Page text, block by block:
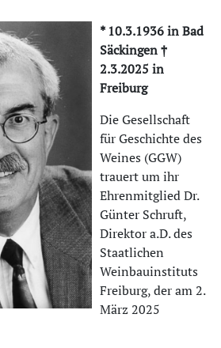
* 10.3.1936 in Bad
Säckingen †
2.3.2025 in
Freiburg
Die Gesellschaft
für Geschichte des
Weines (GGW)
trauert um ihr
Ehrenmitglied Dr.
Günter Schruft,
Direktor a.D. des
Staatlichen
Weinbauinstituts
Freiburg, der am 2.
März 2025